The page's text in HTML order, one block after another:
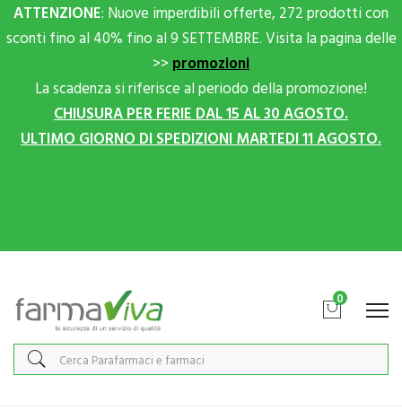
ATTENZIONE: Nuove imperdibili offerte, 272 prodotti con
sconti fino al 40% fino al 9 SETTEMBRE. Visita la pagina delle
>> promozioni
La scadenza si riferisce al periodo della promozione!
CHIUSURA PER FERIE DAL 15 AL 30 AGOSTO.
ULTIMO GIORNO DI SPEDIZIONI MARTEDI 11 AGOSTO.
0